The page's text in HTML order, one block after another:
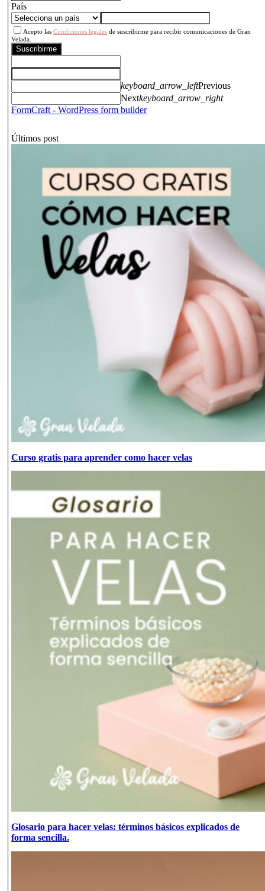
País
Acepto las Condiciones legales de suscribirme para recibir comunicaciones de Gran
Velada.
Suscribirme
keyboard_arrow_leftPrevious
Nextkeyboard_arrow_right
FormCraft - WordPress form builder
Últimos post
Curso gratis para aprender como hacer velas
Glosario para hacer velas: términos básicos explicados de
forma sencilla.